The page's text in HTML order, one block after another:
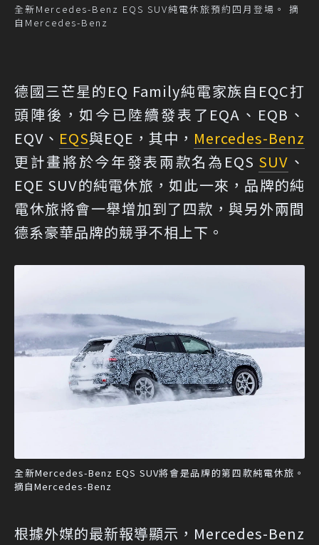
全新Mercedes-Benz EQS SUV純電休旅預約四月登場。 摘
自Mercedes-Benz
德國三芒星的EQ Family純電家族自EQC打
頭陣後，如今已陸續發表了EQA、EQB、
EQV、 EQS與EQE，其中， Mercedes-Benz
更計畫將於今年發表兩款名為EQS SUV 、
EQE SUV的純電休旅，如此一來，品牌的純
電休旅將會一舉增加到了四款，與另外兩間
德系豪華品牌的競爭不相上下。
全新Mercedes-Benz EQS SUV將會是品牌的第四款純電休旅。
摘自Mercedes-Benz
根據外媒的最新報導顯示，Mercedes-Benz